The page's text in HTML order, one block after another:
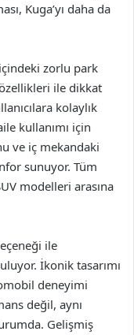
Kuga’yı daha da
zorlu park
ile dikkat
kolaylık
kullanımı için
ve iç mekandaki
sunuyor. Tüm
modelleri arasına
ile
İkonik tasarımı
deneyimi
değil, aynı
Gelişmiş